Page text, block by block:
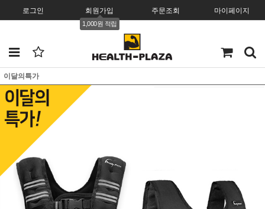
로그인 회원가입
1,000원 적립
주문조회 마이페이지
이달의특가